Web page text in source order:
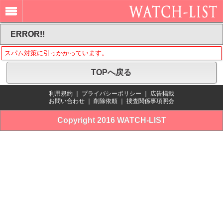
ERROR!!
スパム対策に引っかかっています。
TOPへ戻る
利用規約 プライバシーポリシー
広告掲載
お問い合わせ
削除依頼 捜査関係事項照会
Copyright 2016 WATCH-LIST